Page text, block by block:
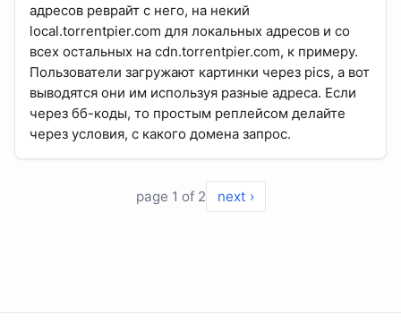
адресов реврайт с него, на некий
local.torrentpier.com для локальных адресов и со
всех остальных на cdn.torrentpier.com, к примеру.
Пользователи загружают картинки через pics, а вот
выводятся они им используя разные адреса. Если
через бб-коды, то простым реплейсом делайте
через условия, с какого домена запрос.
page 1 of 2 next ›